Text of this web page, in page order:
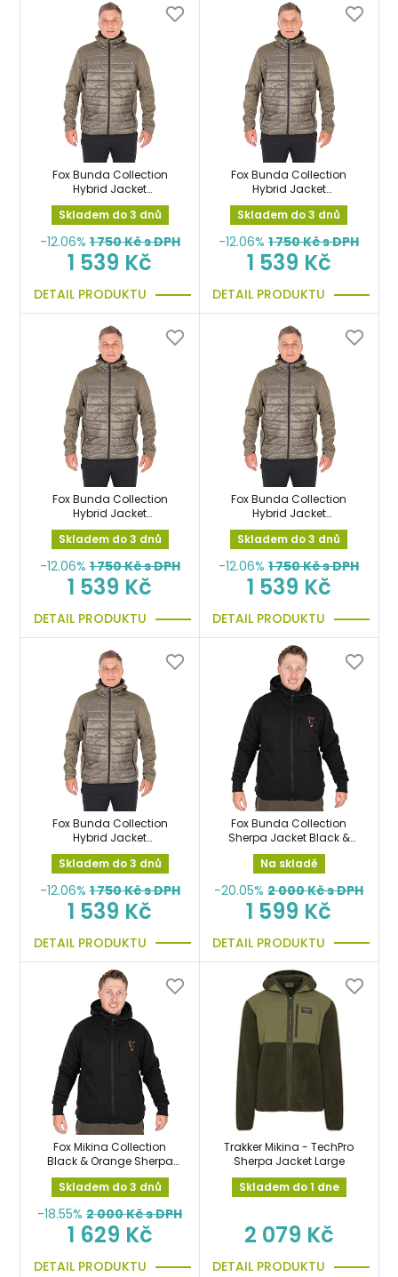
Fox Bunda Collection
Hybrid Jacket
Green/Black vel.M
Skladem do 3 dnů
-12.06% 1 750Kč s DPH
1 539 Kč
DETAIL PRODUKTU
Fox Bunda Collection
Hybrid Jacket
Green/Black vel.S
Skladem do 3 dnů
-12.06% 1 750Kč s DPH
1 539 Kč
DETAIL PRODUKTU
Fox Bunda Collection
Hybrid Jacket
Green/Black vel.XL
Skladem do 3 dnů
-12.06% 1 750Kč s DPH
1 539 Kč
DETAIL PRODUKTU
Fox Bunda Collection
Hybrid Jacket
Green/Black vel.XXL
Skladem do 3 dnů
-12.06% 1 750Kč s DPH
1 539 Kč
DETAIL PRODUKTU
Fox Bunda Collection
Hybrid Jacket
Green/Black vel.XXXL
Skladem do 3 dnů
-12.06% 1 750Kč s DPH
1 539 Kč
DETAIL PRODUKTU
Fox Bunda Collection
Sherpa Jacket Black &
Orange vel.XL
Na skladě
-20.05% 2 000Kč s DPH
1 599 Kč
DETAIL PRODUKTU
Fox Mikina Collection
Black & Orange Sherpa
Jacket vel.XXL bunda
Skladem do 3 dnů
-18.55% 2 000Kč s DPH
1 629 Kč
DETAIL PRODUKTU
Trakker Mikina - TechPro
Sherpa Jacket Large
Skladem do 1 dne
2 079 Kč
DETAIL PRODUKTU